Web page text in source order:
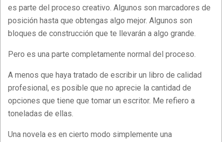
es parte del proceso creativo. Algunos son marcadores de
posición hasta que obtengas algo mejor. Algunos son
bloques de construcción que te llevarán a algo grande.
Pero es una parte completamente normal del proceso.
A menos que haya tratado de escribir un libro de calidad
profesional, es posible que no aprecie la cantidad de
opciones que tiene que tomar un escritor. Me refiero a
toneladas de ellas.
Una novela es en cierto modo simplemente una